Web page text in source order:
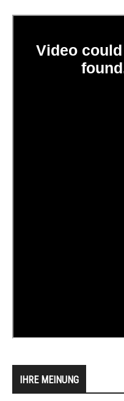
IHRE MEINUNG